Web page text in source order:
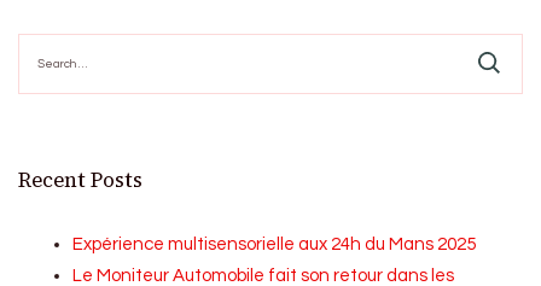
for:
Recent Posts
Expérience multisensorielle aux 24h du Mans 2025
Le Moniteur Automobile fait son retour dans les